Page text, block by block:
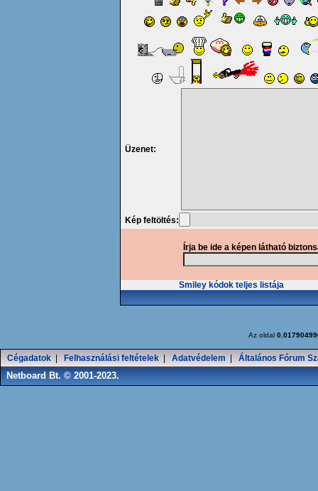
Üzenet:
Kép feltöltés:
Írja be ide a képen látható
Smiley kódok teljes listája
Az oldal
Cégadatok Felhasználási feltételek Adatvédelem Általános Fórum
Netboard Bt. © 2001-2023.